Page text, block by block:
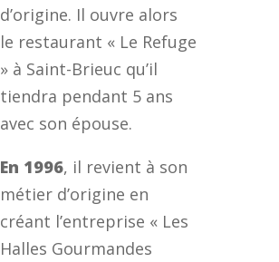
d’origine. Il ouvre alors
le restaurant « Le Refuge
» à Saint-Brieuc qu’il
tiendra pendant 5 ans
avec son épouse.
En 1996, il revient à son
métier d’origine en
créant l’entreprise « Les
Halles Gourmandes